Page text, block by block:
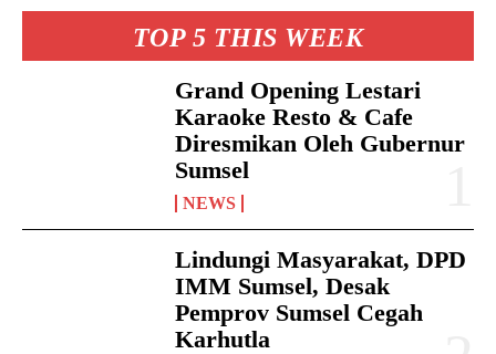
TOP 5 THIS WEEK
Grand Opening Lestari
Karaoke Resto & Cafe
Diresmikan Oleh Gubernur
Sumsel
NEWS
Lindungi Masyarakat, DPD
IMM Sumsel, Desak
Pemprov Sumsel Cegah
Karhutla